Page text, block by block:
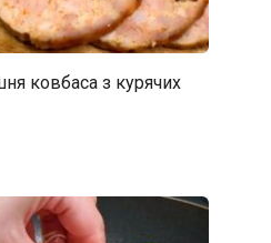
ковбаса з курячих